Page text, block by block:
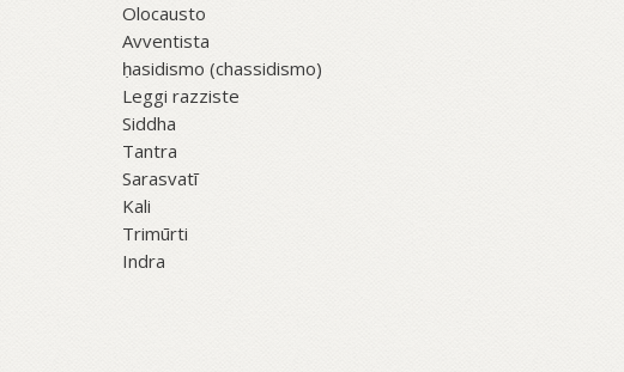
Olocausto
Avventista
ḥasidismo (chassidismo)
Leggi razziste
Siddha
Tantra
Sarasvatī
Kali
Trimūrti
Indra